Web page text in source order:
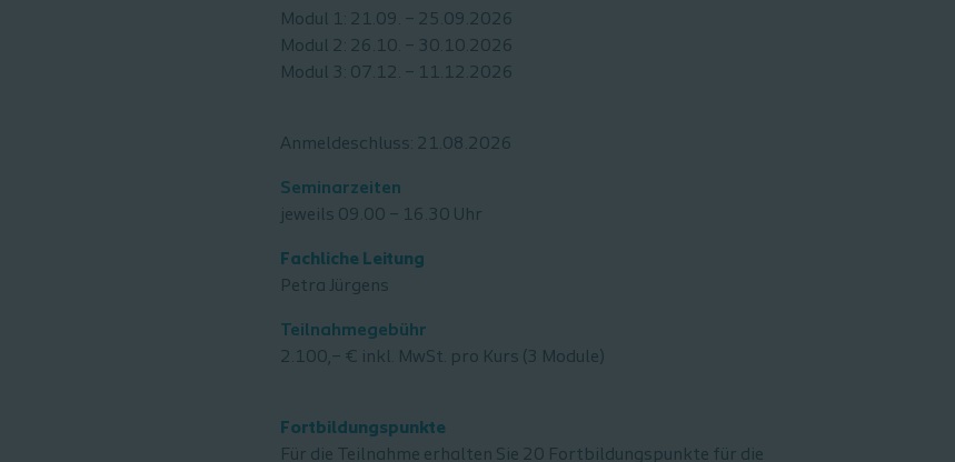
Modul 1: 21.09. – 25.09.2026
Modul 2: 26.10. – 30.10.2026
Modul 3: 07.12. – 11.12.2026
Anmeldeschluss: 21.08.2026
Seminarzeiten
jeweils 09.00 – 16.30 Uhr
Fachliche Leitung
Petra Jürgens
Teilnahmegebühr
2.100,– € inkl. MwSt. pro Kurs (3 Module)
Fortbildungspunkte
Für die Teilnahme erhalten Sie 20 Fortbildungspunkte für die